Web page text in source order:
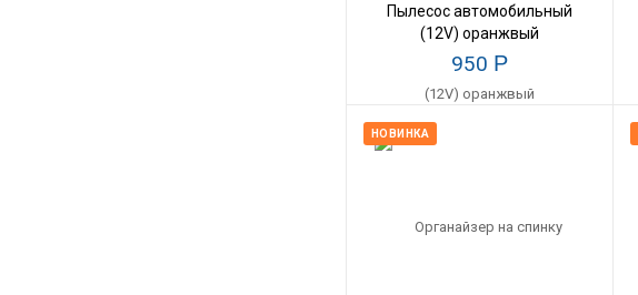
Пылесос автомобильный
(12V) оранжвый
950 Р
НОВИНКА